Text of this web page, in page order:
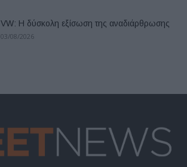
VW: Η δύσκολη εξίσωση της αναδιάρθρωσης
03/08/2026